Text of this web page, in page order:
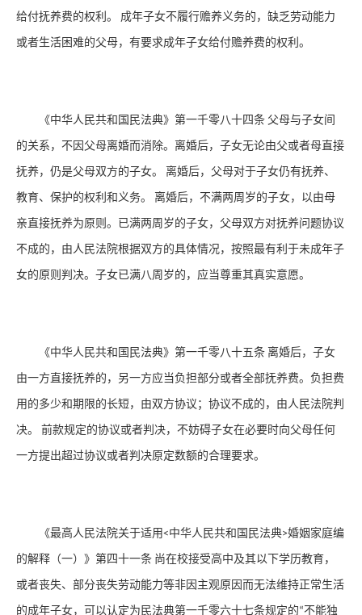
给付抚养费的权利。 成年子女不履行赡养义务的，缺乏劳动能力
或者生活困难的父母，有要求成年子女给付赡养费的权利。
《中华人民共和国民法典》第一千零八十四条 父母与子女间
的关系，不因父母离婚而消除。离婚后，子女无论由父或者母直接
抚养，仍是父母双方的子女。 离婚后，父母对于子女仍有抚养、
教育、保护的权利和义务。 离婚后，不满两周岁的子女，以由母
亲直接抚养为原则。已满两周岁的子女，父母双方对抚养问题协议
不成的，由人民法院根据双方的具体情况，按照最有利于未成年子
女的原则判决。子女已满八周岁的，应当尊重其真实意愿。
《中华人民共和国民法典》第一千零八十五条 离婚后，子女
由一方直接抚养的，另一方应当负担部分或者全部抚养费。负担费
用的多少和期限的长短，由双方协议；协议不成的，由人民法院判
决。 前款规定的协议或者判决，不妨碍子女在必要时向父母任何
一方提出超过协议或者判决原定数额的合理要求。
《最高人民法院关于适用<中华人民共和国民法典>婚姻家庭编
的解释（一）》第四十一条 尚在校接受高中及其以下学历教育，
或者丧失、部分丧失劳动能力等非因主观原因而无法维持正常生活
的成年子女，可以认定为民法典第一千零六十七条规定的“不能独